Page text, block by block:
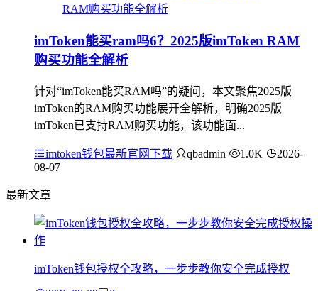
imToken能买ram吗6？2025版imToken RAM
购买功能全解析
针对“imToken能买RAM吗”的疑问，本文聚焦2025版
imToken的RAM购买功能展开全解析，明确2025版
imToken已支持RAM购买功能，该功能面...
imtoken钱包最新官网下载 qbadmin 1.0K
2026-
08-07
最新文章
imToken钱包授权全攻略，一步步教你安全完成授权